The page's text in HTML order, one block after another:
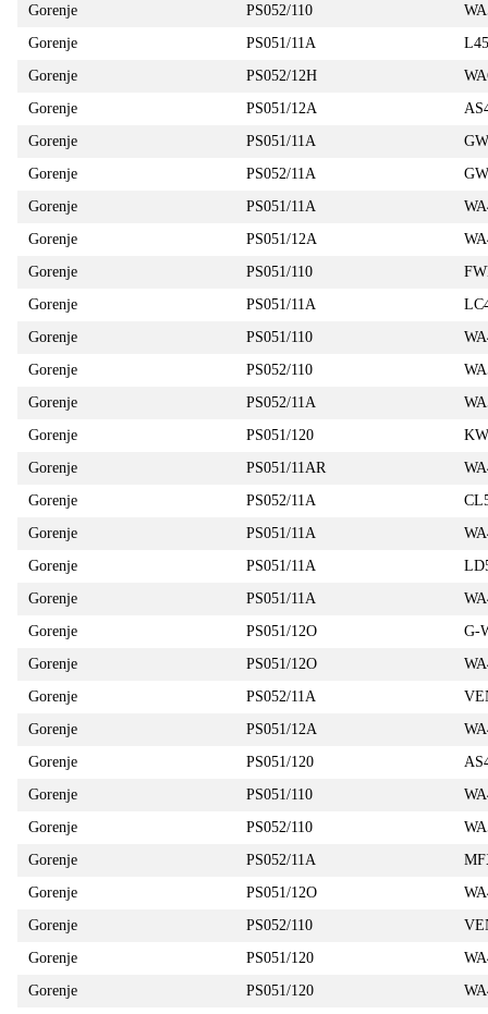
Gorenje
PS052/110
Gorenje
PS051/11A
Gorenje
PS052/12H
Gorenje
PS051/12A
Gorenje
PS051/11A
Gorenje
PS052/11A
Gorenje
PS051/11A
Gorenje
PS051/12A
Gorenje
PS051/110
Gorenje
PS051/11A
Gorenje
PS051/110
Gorenje
PS052/110
Gorenje
PS052/11A
Gorenje
PS051/120
Gorenje
PS051/11AR
Gorenje
PS052/11A
Gorenje
PS051/11A
Gorenje
PS051/11A
Gorenje
PS051/11A
Gorenje
PS051/12O
G-
Gorenje
PS051/12O
Gorenje
PS052/11A
Gorenje
PS051/12A
Gorenje
PS051/120
Gorenje
PS051/110
Gorenje
PS052/110
Gorenje
PS052/11A
Gorenje
PS051/12O
Gorenje
PS052/110
Gorenje
PS051/120
Gorenje
PS051/120